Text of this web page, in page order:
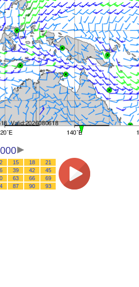
000
15 18
21
39 42
45
63 66
69
87 90 93